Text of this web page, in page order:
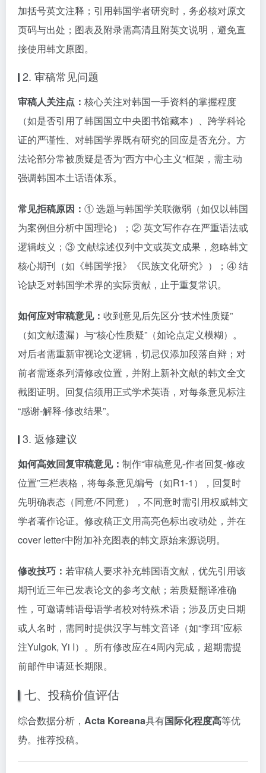
加括号英文注释；引用韩国学者研究时，务必核对原文
页码与出处；图表及附录需高清且附英文说明，避免直
接使用韩文原图。
2. 审稿常见问题
审稿人关注点： 核心关注对韩国一手资料的掌握程度
（如是否引用了韩国国立中央图书馆藏本）、跨学科论
证的严谨性、对韩国学界既有研究的回应是否充分。方
法论部分常被质疑是否为“西方中心主义”框架，需主动
强调韩国本土话语体系。
常见拒稿原因： ① 选题与韩国学关联微弱（如仅以韩国
为案例但分析中国理论）；② 英文写作存在严重语法或
逻辑歧义；③ 文献综述仅列中文或英文成果，忽略韩文
核心期刊（如《韩国学报》《民族文化研究》）；④ 结
论缺乏对韩国学术界的实际贡献，止于重复常识。
如何应对审稿意见： 收到意见后先区分“技术性质疑”
（如文献遗漏）与“核心性质疑”（如论点定义模糊）。
对后者需重新审视论文逻辑，切忌仅添加段落自辩；对
前者需逐条列清修改位置，并附上新补文献的韩文全文
截图证明。回复信须用正式学术英语，对每条意见标注
“感谢-解释-修改结果”。
3. 返修建议
如何高效回复审稿意见： 制作“审稿意见-作者回复-修改
位置”三栏表格，将每条意见编号（如R1-1），回复时
先明确表态（同意/不同意），不同意时需引用权威韩文
学者著作论证。修改稿正文用高亮色标出改动处，并在
cover letter中附加补充图表的韩文原始来源说明。
修改技巧： 若审稿人要求补充韩国语文献，优先引用该
期刊近三年已发表论文的参考文献；若质疑翻译准确
性，可邀请韩语母语学者校对特殊术语；涉及历史日期
或人名时，需同时提供汉字与韩文音译（如“李珥”应标
注Yulgok, Yi I）。所有修改应在4周内完成，超期需提
前邮件申请延长期限。
七、投稿价值评估
综合数据分析， Acta Koreana具有国际化程度高等优
势。推荐投稿。